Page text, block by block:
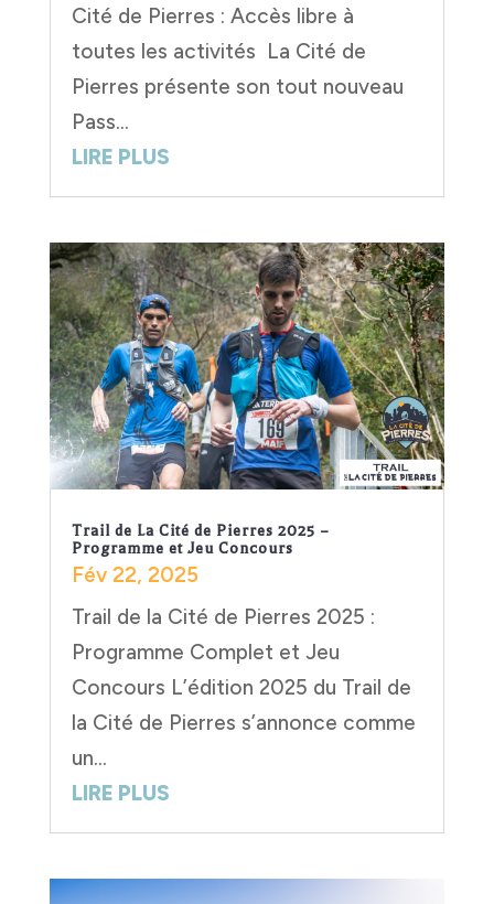
Cité de Pierres : Accès libre à
toutes les activités La Cité de
Pierres présente son tout nouveau
Pass...
LIRE PLUS
Trail de La Cité de Pierres 2025 –
Programme et Jeu Concours
Fév 22, 2025
Trail de la Cité de Pierres 2025 :
Programme Complet et Jeu
Concours L’édition 2025 du Trail de
la Cité de Pierres s’annonce comme
un...
LIRE PLUS